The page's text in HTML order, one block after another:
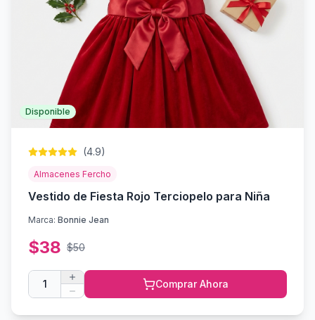
Disponible
(4.9)
Almacenes Fercho
Vestido de Fiesta Rojo Terciopelo para Niña
Marca: Bonnie Jean
$38 $50
1 Comprar Ahora